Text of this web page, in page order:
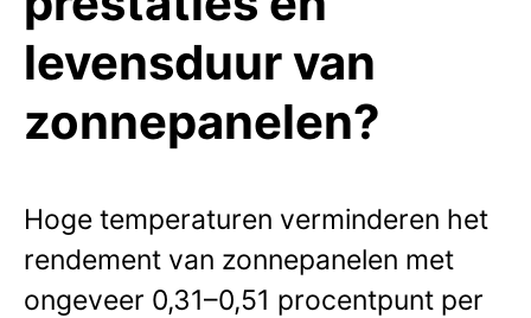
levensduur van
zonnepanelen?
Hoge temperaturen verminderen het
rendement van zonnepanelen met
ongeveer 0,31–0,51 procentpunt per